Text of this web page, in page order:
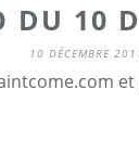
10
10 DÉCEMBRE